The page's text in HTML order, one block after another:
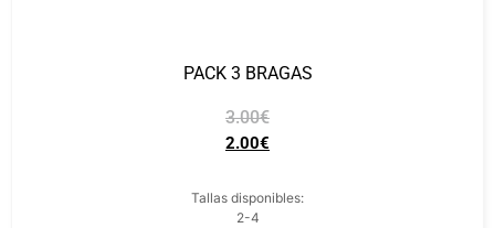
PACK 3 BRAGAS
3.00€
2.00€
Tallas disponibles:
2-4